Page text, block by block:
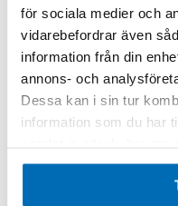
för sociala medier och
vidarebefordrar även
information från din
annons- och
Dessa kan i sin tur
information som du har